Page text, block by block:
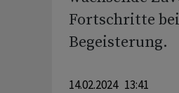
Fortschritte
Begeisterung.
14.02.2024 13:41